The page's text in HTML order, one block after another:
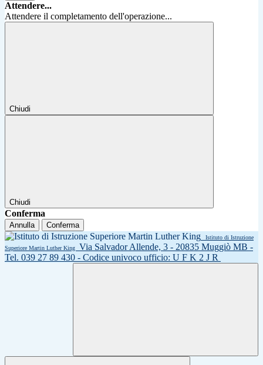
Attendere...
Attendere il completamento dell'operazione...
Chiudi
Chiudi
Conferma
Annulla Conferma
Istituto di Istruzione
Superiore Martin Luther King
Via Salvador Allende, 3 - 20835 Muggiò MB -
Tel. 039 27 89 430 - Codice univoco ufficio: U F K 2 J R